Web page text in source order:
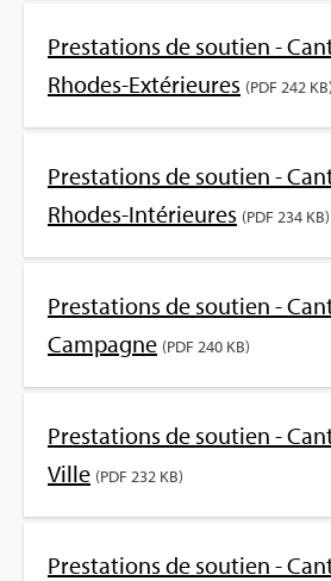
Pres­ta­tions de sou­tien -
Rhodes-Exté­rieures (PDF 242 KB)
Pres­ta­tions de sou­tien -
Rhodes-Inté­rieures (PDF 234 KB)
Pres­ta­tions de sou­tien -
Cam­pagne (PDF 240 KB)
Pres­ta­tions de sou­tien -
Ville (PDF 232 KB)
Pres­ta­tions de sou­tien -